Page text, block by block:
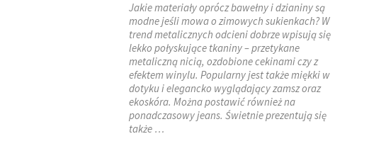
Jakie materiały oprócz bawełny i dzianiny są
modne jeśli mowa o zimowych sukienkach? W
trend metalicznych odcieni dobrze wpisują się
lekko połyskujące tkaniny – przetykane
metaliczną nicią, ozdobione cekinami czy z
efektem winylu. Popularny jest także miękki w
dotyku i elegancko wyglądający zamsz oraz
ekoskóra. Można postawić również na
ponadczasowy jeans. Świetnie prezentują się
także …